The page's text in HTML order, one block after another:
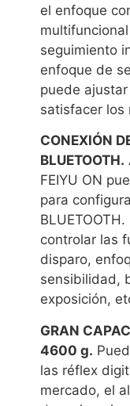
el enfoque
seguimiento
enfoque de
puede
satisfacer los
CONEXIÓN
BLUETOOTH.
FEIYU ON
para
controlar las
disparo,
sensibilidad,
exposición,
GRAN
4600 g.
las réflex
mercado, el